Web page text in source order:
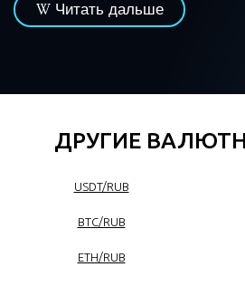
Читать дальше
ДРУГИЕ
USDT/RUB
BTC/RUB
ETH/RUB